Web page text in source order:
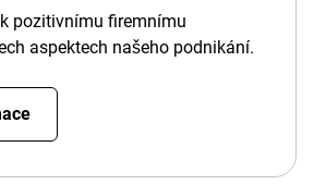
pozitivnímu firemnímu
aspektech našeho podnikání.